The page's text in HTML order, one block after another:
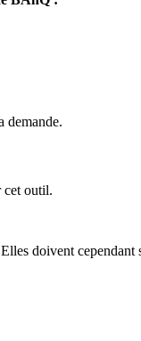
demande.
cet outil.
Elles doivent cependant